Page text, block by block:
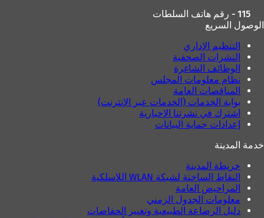
115 - رقم هاتف السلطات
الوصول السريع
التنظيم الإداري
النشرات الصحفية
الوظائف الشاغرة
نظام معلومات المجلس
المناقصات العامة
بوابة الخدمات (الخدمات عبر الإنترنت)
اشترك في نشرتنا الإخبارية
إعدادات حماية البيانات
خدمة المدينة
خريطة المدينة
النقاط الساخنة لشبكة WLAN اللاسلكية
المراحيض العامة
معلومات الجدول الزمني
دليل الرضاعة الطبيعية وتغيير الحفاضات